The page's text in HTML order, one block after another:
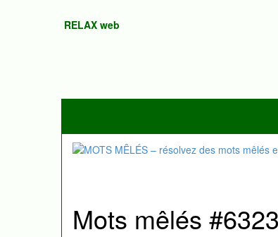
RELAX web
Mots mêlés